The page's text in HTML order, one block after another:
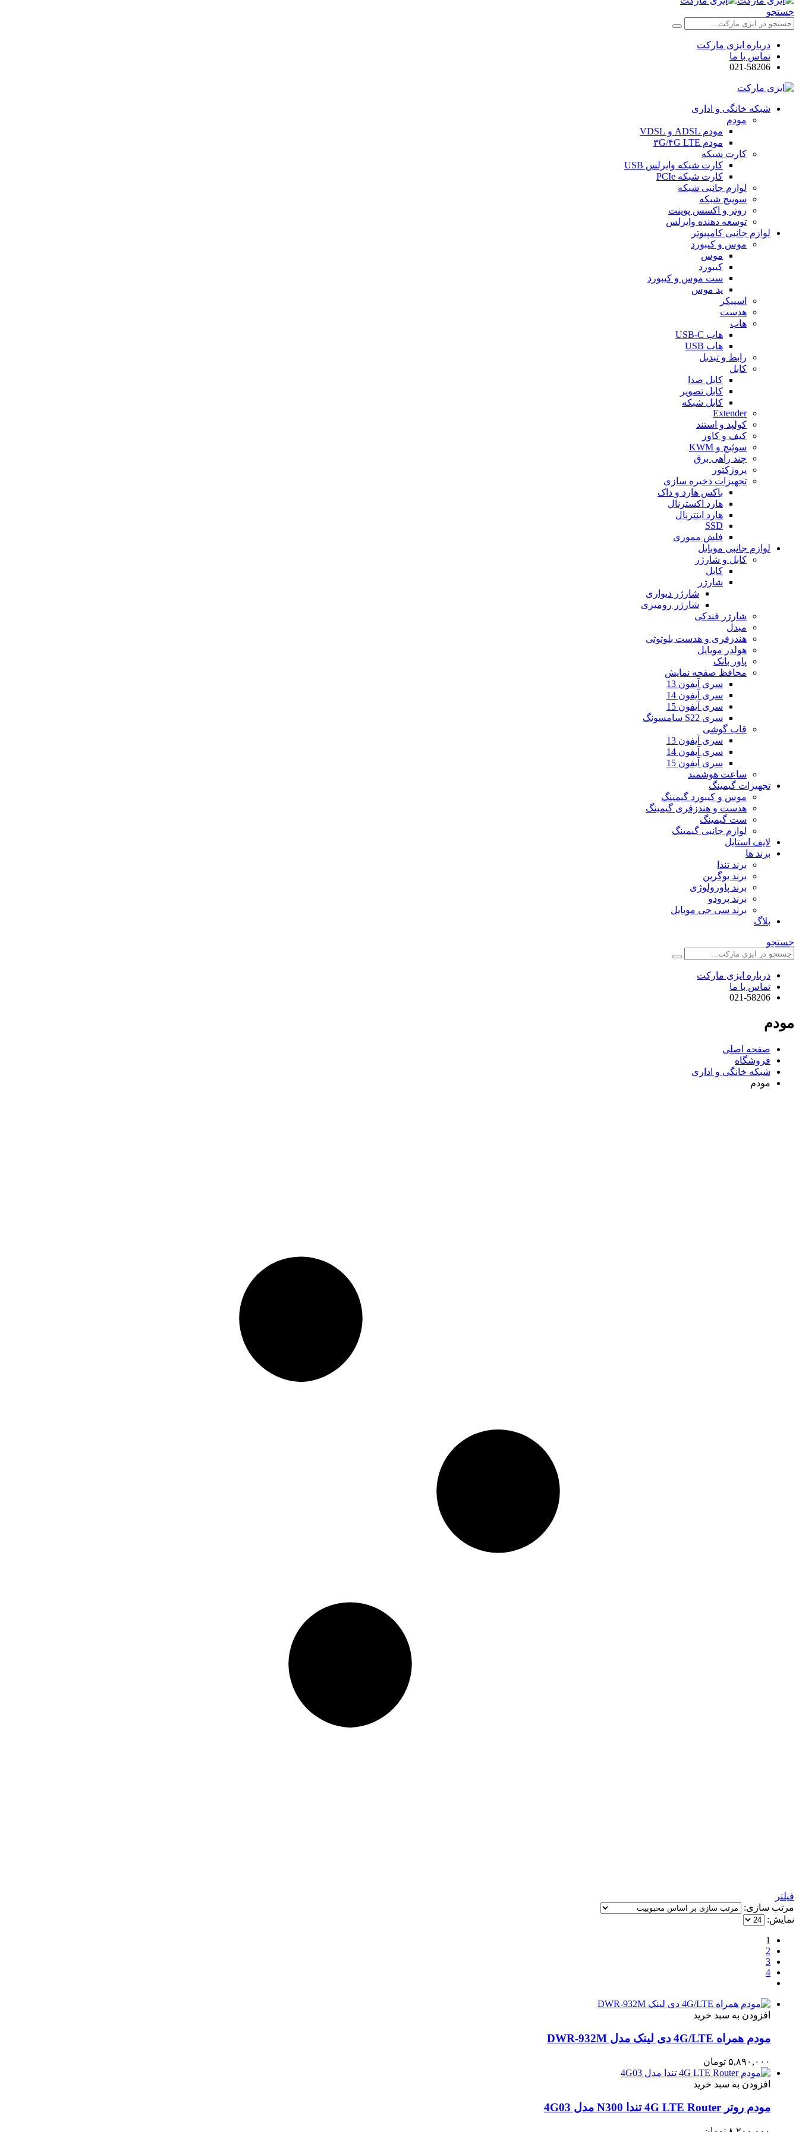
جستجو
درباره ایزی مارکت
تماس با ما
021-58206
شبکه خانگی و اداری
مودم
مودم ADSL و VDSL
مودم ۳G/۴G LTE
کارت شبکه
کارت شبکه وایرلس USB
کارت شبکه PCIe
لوازم جانبی شبکه
سوییچ شبکه
روتر و اکسس پوینت
توسعه دهنده وایرلس
لوازم جانبی کامپیوتر
موس و کیبورد
موس
کیبورد
ست موس و کیبورد
پد موس
اسپیکر
هدست
هاب
هاب USB-C
هاب USB
رابط و تبدیل
کابل
کابل صدا
کابل تصویر
کابل شبکه
Extender
کولپد و استند
کیف و کاور
سوئیچ و KWM
چند راهی برق
پروژکتور
تجهیزات ذخیره سازی
باکس هارد و داک
هارد اکسترنال
هارد اینترنال
SSD
فلش مموری
لوازم جانبی موبایل
کابل و شارژر
کابل
شارژر
شارژر دیواری
شارژر رومیزی
شارژر فندکی
مبدل
هندزفری و هدست بلوتوثی
هولدر موبایل
پاور بانک
محافظ صفحه نمایش
سری آیفون 13
سری آیفون 14
سری آیفون 15
سری S22 سامسونگ
قاب گوشی
سری آیفون 13
سری آیفون 14
سری آیفون 15
ساعت هوشمند
تجهیزات گیمینگ
موس و کیبورد گیمینگ
هدست و هندزفری گیمینگ
ست گیمینگ
لوازم جانبی گیمینگ
لایف استایل
برند ها
برند تندا
برند یوگرین
برند پاورولوژی
برند پرودو
برند سی جی موبایل
بلاگ
جستجو
درباره ایزی مارکت
تماس با ما
021-58206
مودم
صفحه اصلی
فروشگاه
شبکه خانگی و اداری
مودم
فیلتر
مرتب سازی:
نمایش:
1
2
3
4
افزودن به سبد خرید
مودم همراه 4G/LTE دی لینک مدل DWR-932M
۵,۸۹۰,۰۰۰ تومان
افزودن به سبد خرید
مودم روتر 4G LTE Router تندا N300 مدل 4G03